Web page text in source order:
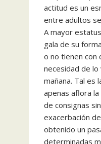
actitud es un
entre adultos
A mayor
gala de su
o no tienen con
necesidad de
mañana. Tal es
apenas aflora
de consignas
exacerbación
obtenido un
determinadas